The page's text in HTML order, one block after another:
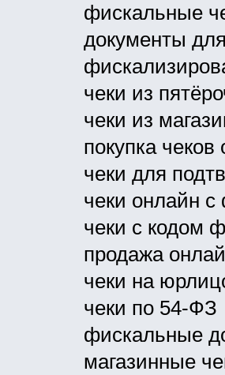
фискальные
документы
чеки из
чеки из
покупка чеков
чеки для
чеки онлайн
чеки с кодом
продажа
чеки на
чеки по 54-ФЗ
фискальные
магазинные